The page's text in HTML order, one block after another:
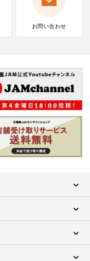
お問い合わせ